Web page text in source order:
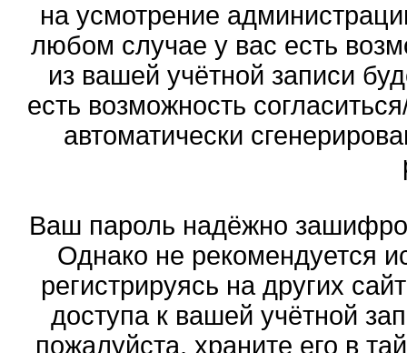
на усмотрение
любом случае у вас есть
из вашей учётной записи
есть возможность
автоматически
Ваш пароль надёжно
Однако не рекомендуется
регистрируясь на других
доступа к вашей учётной
пожалуйста, храните его в